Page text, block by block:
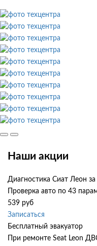
Наши акции
Диагностика Сиат Леон
Проверка авто по 43
539 руб
Записаться
Бесплатный эвакуатор
При ремонте Seat Leon